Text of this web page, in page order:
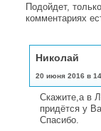
Подойдет,
комментариях
Николай
20 июня 2016 в
Скажите,а в
придётся у
Спасибо.